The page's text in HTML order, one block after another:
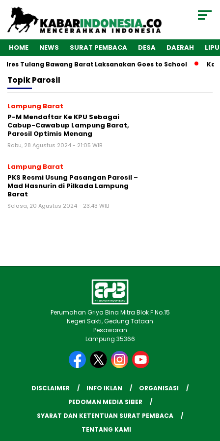
HOME NEWS SURAT PEMBACA DESA DAERAH
Tulang Bawang Barat Laksanakan Goes to School
TopikParosil
Lampung Barat
P-M Mendaftar Ke KPU Sebagai
Cabup-Cawabup Lampung Barat,
Parosil Optimis Menang
Rabu, 28 Agustus 2024 - 21:05 WIB
Lampung Barat
PKS Resmi Usung Pasangan Parosil –
Mad Hasnurin di Pilkada Lampung
Barat
Selasa, 20 Agustus 2024 - 23:43 WIB
Perumahan Griya Bina Mitra Blok F No.15
Negeri Sakti, Gedung Tataan
Pesawaran
Lampung 35366
DISCLAIMER INFO IKLAN
ORGANISASI
PEDOMAN MEDIA SIBER
SYARAT DAN KETENTUAN SURAT PEMBACA
TENTANG KAMI